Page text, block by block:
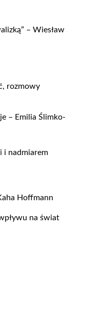
– Wiesław
rozmowy
– Emilia Ślimko-
i nadmiarem
Hoffmann
na świat